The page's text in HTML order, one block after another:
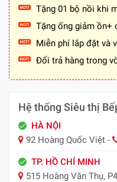
Tặng 01 bộ nồi khi
Tặng ống giảm ồn+
Miễn phí lắp đặt và
Đổi trả hàng trong
Hệ thống Siêu thị
HÀ NỘI
92 Hoàng Quốc Việt -
TP. HỒ CHÍ MINH
515 Hoàng Văn Thụ,